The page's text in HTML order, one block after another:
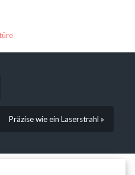
Präzise wie ein Laserstrahl »